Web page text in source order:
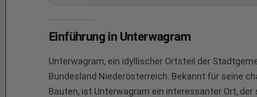
Einführung in Unterwagram
Unterwagram, ein idyllischer Ortsteil der
Bundesland Niederösterreich. Bekannt für seine
Bauten, ist Unterwagram ein interessanter Ort,